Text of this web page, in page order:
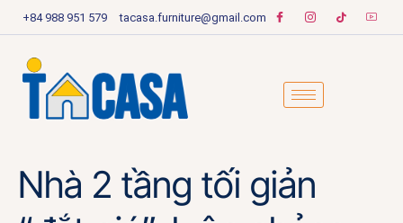
+84 988 951 579 tacasa.furniture@gmail.com
Nhà 2 tầng tối giản